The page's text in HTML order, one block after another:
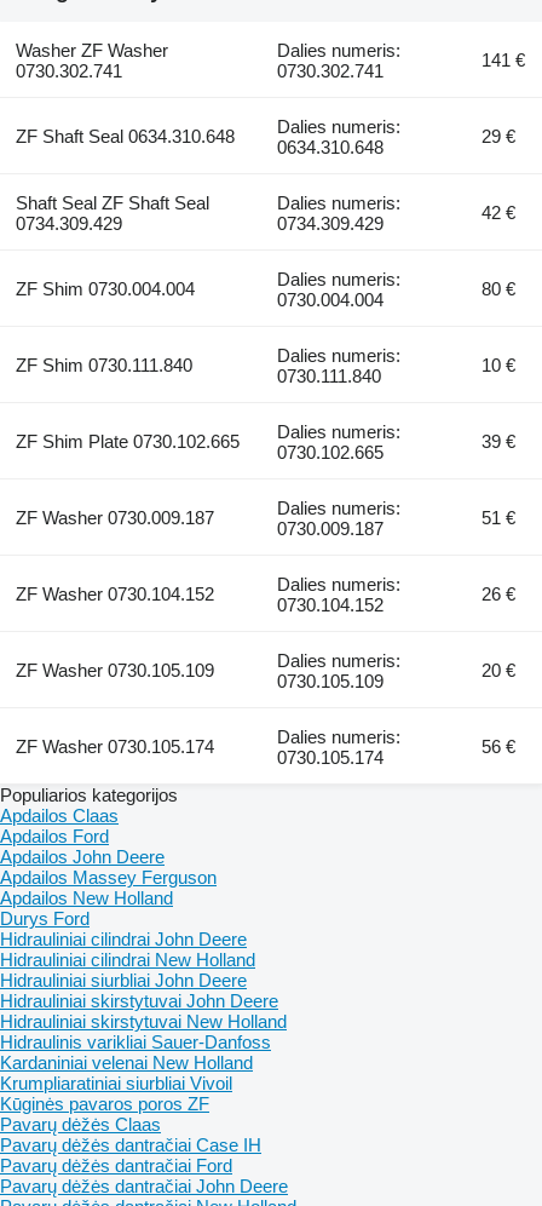
Washer ZF Washer
0730.302.741
Dalies numeris:
0730.302.741
141 €
ZF Shaft Seal 0634.310.648
Dalies numeris:
0634.310.648
29 €
Shaft Seal ZF Shaft Seal
0734.309.429
Dalies numeris:
0734.309.429
42 €
ZF Shim 0730.004.004
Dalies numeris:
0730.004.004
80 €
ZF Shim 0730.111.840
Dalies numeris:
0730.111.840
10 €
ZF Shim Plate 0730.102.665
Dalies numeris:
0730.102.665
39 €
ZF Washer 0730.009.187
Dalies numeris:
0730.009.187
51 €
ZF Washer 0730.104.152
Dalies numeris:
0730.104.152
26 €
ZF Washer 0730.105.109
Dalies numeris:
0730.105.109
20 €
ZF Washer 0730.105.174
Dalies numeris:
0730.105.174
56 €
Populiarios kategorijos
Apdailos Claas
Apdailos Ford
Apdailos John Deere
Apdailos Massey Ferguson
Apdailos New Holland
Durys Ford
Hidrauliniai cilindrai John Deere
Hidrauliniai cilindrai New Holland
Hidrauliniai siurbliai John Deere
Hidrauliniai skirstytuvai John Deere
Hidrauliniai skirstytuvai New Holland
Hidraulinis varikliai Sauer-Danfoss
Kardaniniai velenai New Holland
Krumpliaratiniai siurbliai Vivoil
Kūginės pavaros poros ZF
Pavarų dėžės Claas
Pavarų dėžės dantračiai Case IH
Pavarų dėžės dantračiai Ford
Pavarų dėžės dantračiai John Deere